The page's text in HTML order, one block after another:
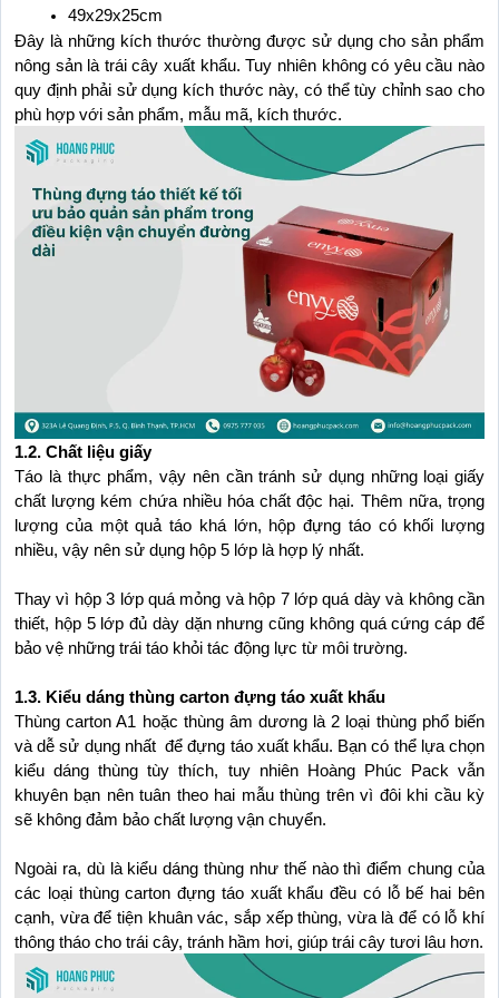
49x29x25cm
Đây là những kích thước thường được sử dụng cho sản phẩm
nông sản là trái cây xuất khẩu. Tuy nhiên không có yêu cầu nào
quy định phải sử dụng kích thước này, có thể tùy chỉnh sao cho
phù hợp với sản phẩm, mẫu mã, kích thước.
1.2. Chất liệu giấy
Táo là thực phẩm, vậy nên cần tránh sử dụng những loại giấy
chất lượng kém chứa nhiều hóa chất độc hại. Thêm nữa, trọng
lượng của một quả táo khá lớn, hộp đựng táo có khối lượng
nhiều, vậy nên sử dụng hộp 5 lớp là hợp lý nhất.
Thay vì hộp 3 lớp quá mỏng và hộp 7 lớp quá dày và không cần
thiết, hộp 5 lớp đủ dày dặn nhưng cũng không quá cứng cáp để
bảo vệ những trái táo khỏi tác động lực từ môi trường.
1.3. Kiểu dáng thùng carton đựng táo xuất khẩu
Thùng carton A1 hoặc thùng âm dương là 2 loại thùng phổ biến
và dễ sử dụng nhất  để đựng táo xuất khẩu. Bạn có thể lựa chọn
kiểu dáng thùng tùy thích, tuy nhiên Hoàng Phúc Pack vẫn
khuyên bạn nên tuân theo hai mẫu thùng trên vì đôi khi cầu kỳ
sẽ không đảm bảo chất lượng vận chuyển.
Ngoài ra, dù là kiểu dáng thùng như thế nào thì điểm chung của
các loại thùng carton đựng táo xuất khẩu đều có lỗ bế hai bên
cạnh, vừa để tiện khuân vác, sắp xếp thùng, vừa là để có lỗ khí
thông tháo cho trái cây, tránh hầm hơi, giúp trái cây tươi lâu hơn.